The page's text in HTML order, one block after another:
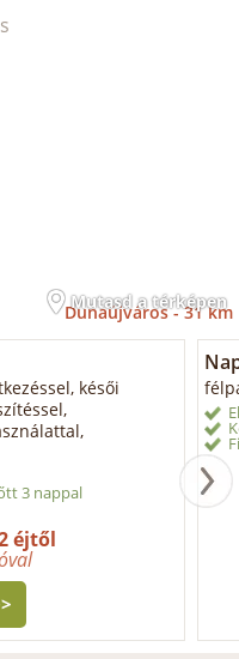
Mutasd a térképen
Dunaújváros -31 km
késői
3 nappal
éjtől